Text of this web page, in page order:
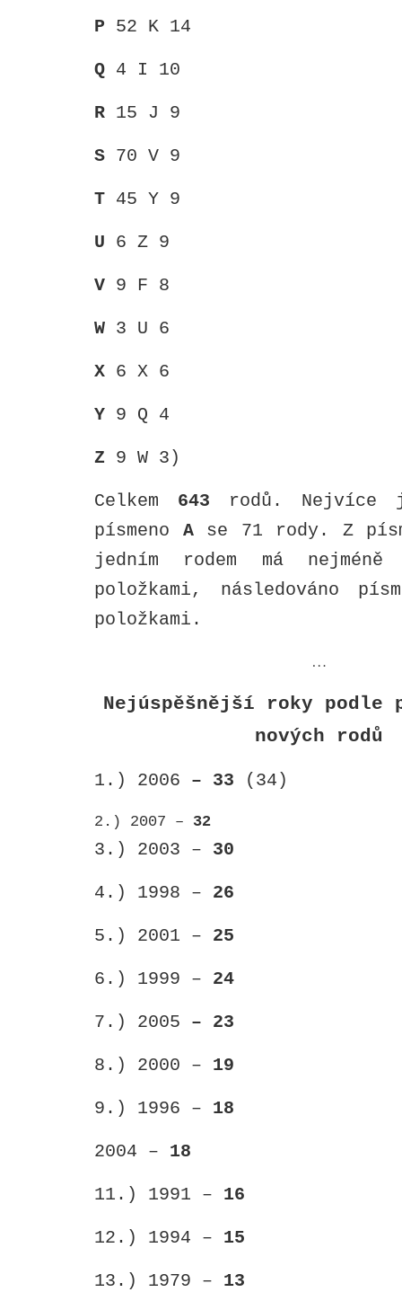
P 52 K 14
Q 4 I 10
R 15 J 9
S 70 V 9
T 45 Y 9
U 6 Z 9
V 9 F 8
W 3 U 6
X 6 X 6
Y 9 Q 4
Z 9 W 3)
Celkem 643 rodů. Nejvíce
písmeno Ase 71 rody. Z
jedním rodem má
položkami, následováno
položkami.
…
Nejúspěšnější roky podle
nových rodů
1.) 2006 – 33 (34)
2.) 2007 – 32
3.) 2003 – 30
4.) 1998 – 26
5.) 2001 – 25
6.) 1999 – 24
7.) 2005 – 23
8.) 2000 – 19
9.) 1996 – 18
2004 – 18
11.) 1991 – 16
12.) 1994 – 15
13.) 1979 – 13